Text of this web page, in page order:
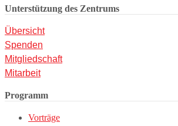
Unterstützung des Zentrums
Übersicht
Spenden
Mitgliedschaft
Mitarbeit
Programm
Vorträge